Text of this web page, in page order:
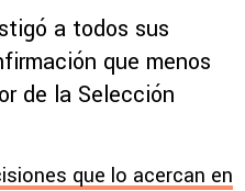
a todos sus
que menos
de la Selección
que lo acercan en